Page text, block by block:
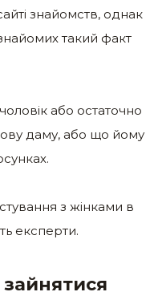
знайомств, однак
такий факт
або остаточно
даму, або що йому
з жінками в
експерти.